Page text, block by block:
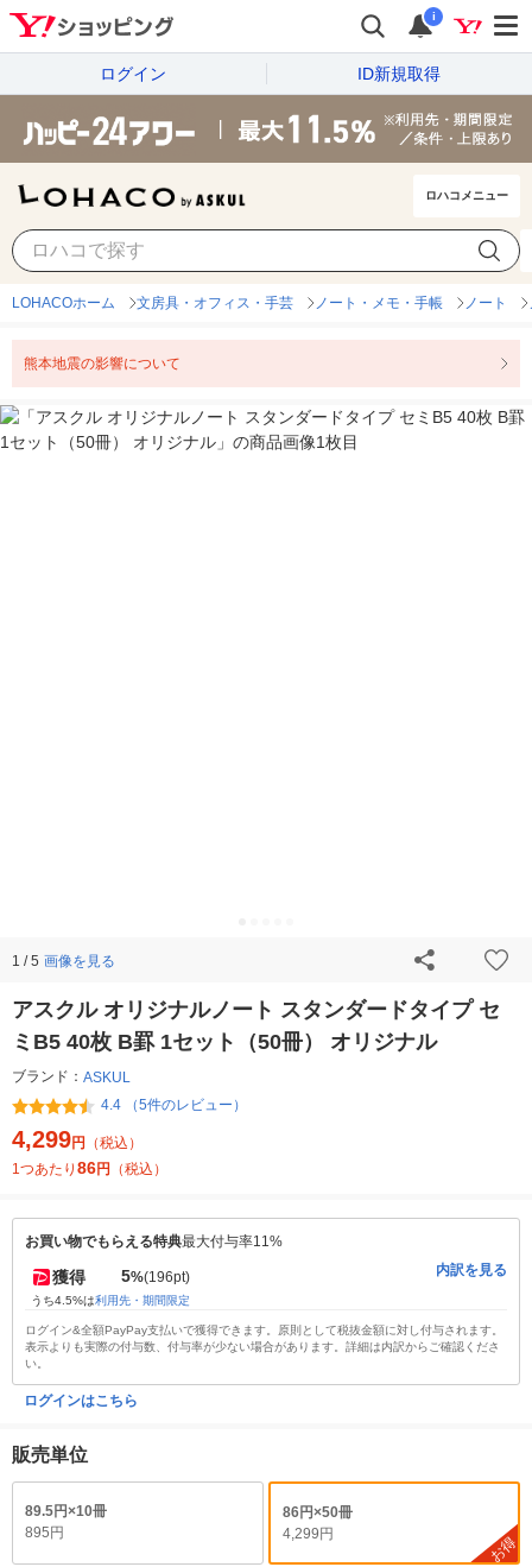
i
ログイン ID新規取得
ロハコメニュー
LOHACOホーム 文房具・オフィス・手芸 ノート・メモ・手帳 ノート
熊本地震の影響について
1 / 5 画像を見る
アスクル オリジナルノート スタンダードタイプ セ
ミB5 40枚 B罫 1セット（50冊） オリジナル
ブランド： ASKUL
4.4 （5件のレビュー）
4,299円
（税込）
1つあたり 86円 （税込）
お買い物でもらえる特典最大付与率11%
獲得 5%(196pt)
うち4.5%は利用先・期間限定
内訳を見る
ログイン&全額PayPay支払いで獲得できます。原則として税抜金額に対し付与されます。
表示よりも実際の付与数、付与率が少ない場合があります。詳細は内訳からご確認くださ
い。
ログインはこちら
販売単位
89.5円×10冊
895円
86円×50冊
4,299円
お得